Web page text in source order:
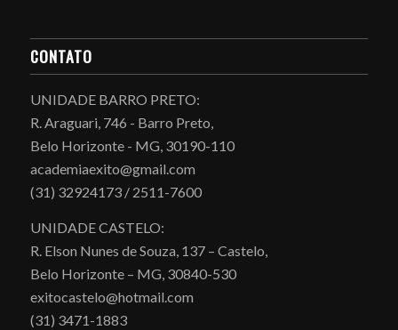
CONTATO
UNIDADE BARRO PRETO:
R. Araguari, 746 - Barro Preto,
Belo Horizonte - MG, 30190-110
academiaexito@gmail.com
(31) 32924173 / 2511-7600
UNIDADE CASTELO:
R. Elson Nunes de Souza, 137 – Castelo,
Belo Horizonte – MG, 30840-530
exitocastelo@hotmail.com
(31) 3471-1883